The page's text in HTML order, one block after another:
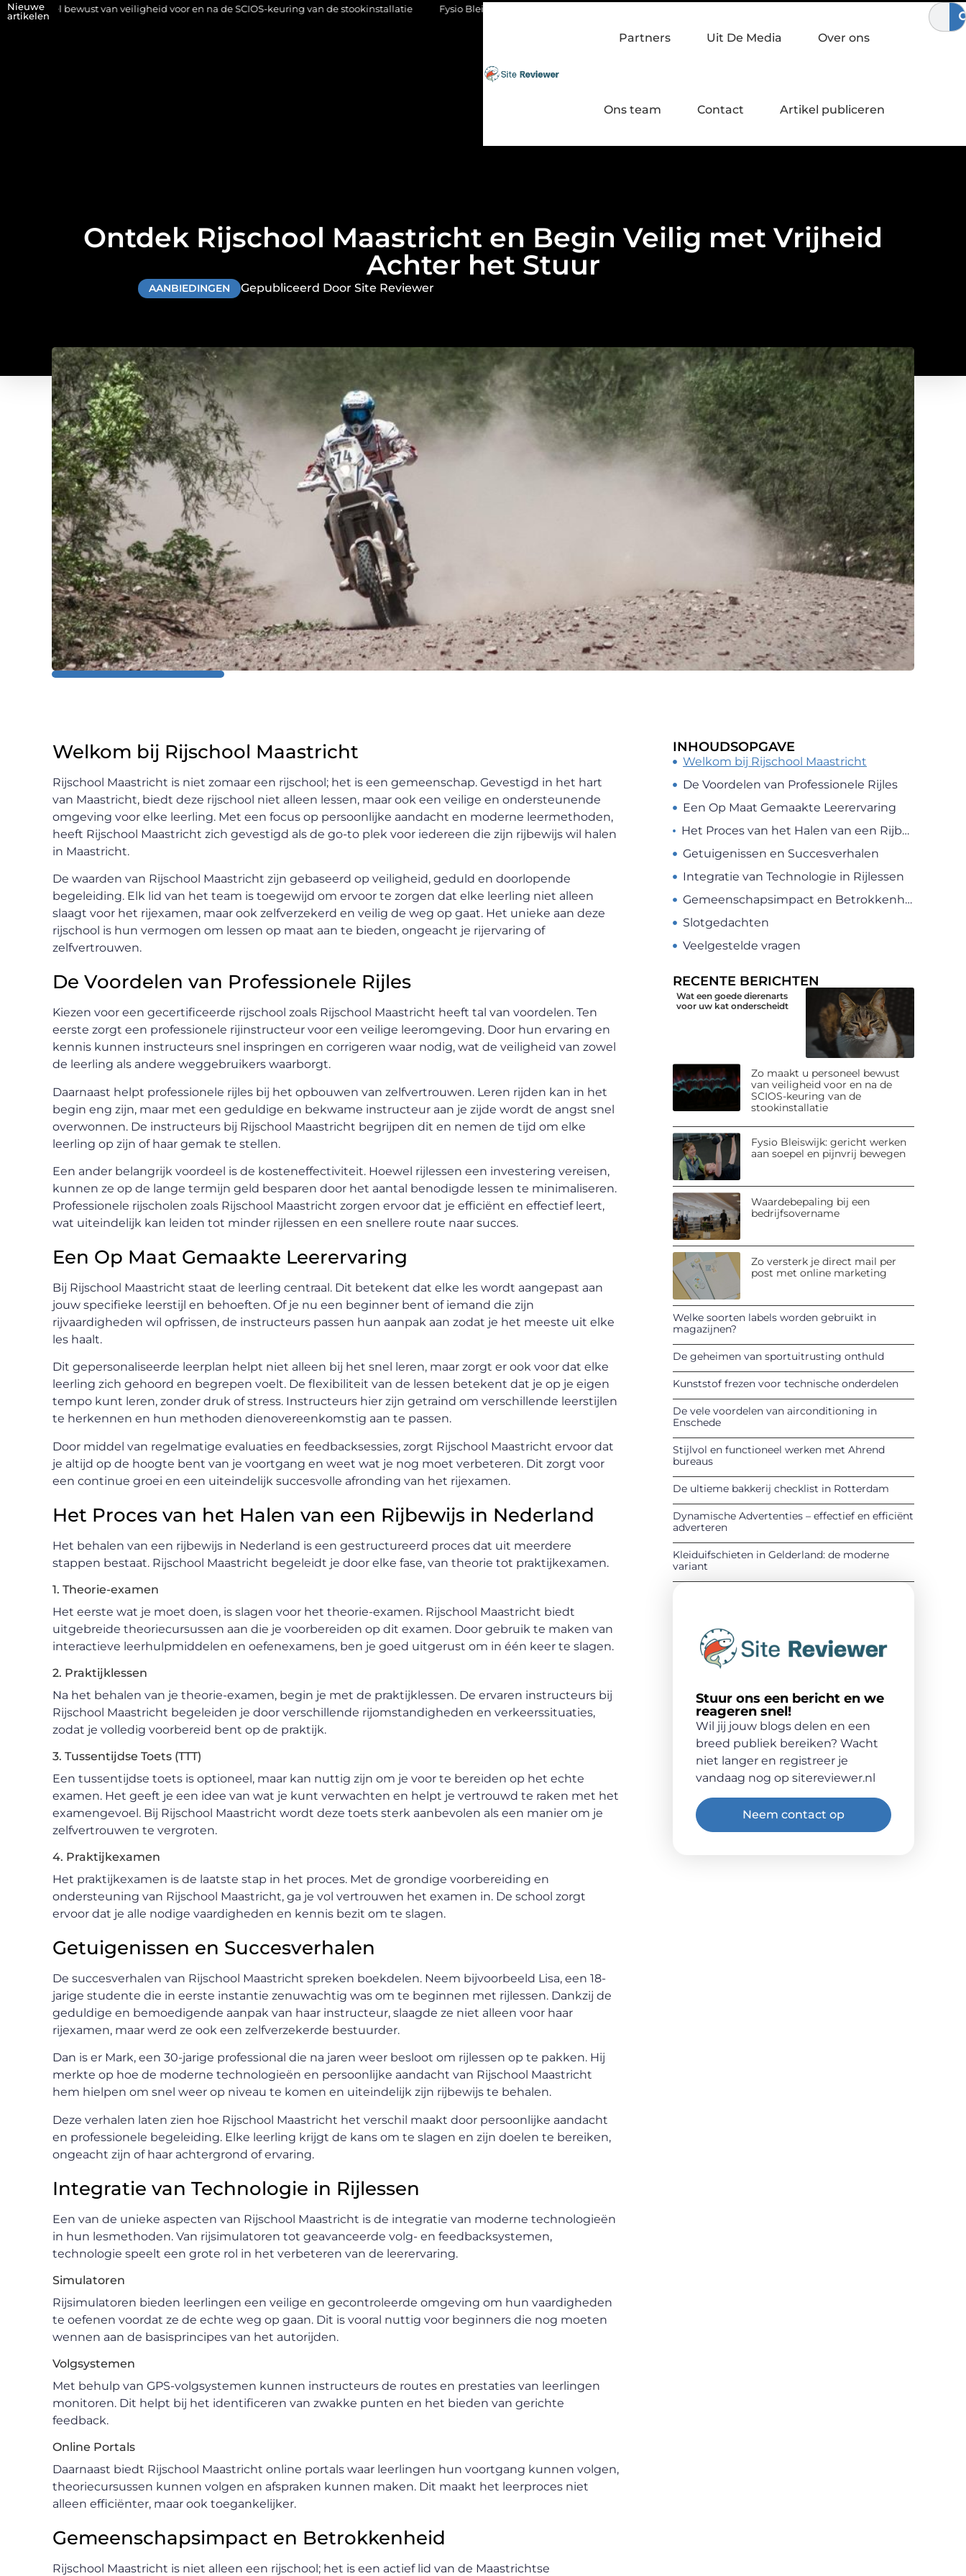
Nieuwe
artikelen
van veiligheid voor en na de SCIOS-keuring van de stookinstallatie Fysio Bleiswijk: gericht werken aan soepel en pijnvrij bewegen Zo
Partners Uit De Media Over ons
Ons team Contact Artikel publiceren
Ontdek Rijschool Maastricht en Begin Veilig met Vrijheid
Achter het Stuur
AANBIEDINGEN Gepubliceerd Door Site Reviewer
Welkom bij Rijschool Maastricht
Rijschool Maastricht is niet zomaar een rijschool; het is een gemeenschap. Gevestigd in het hart
van Maastricht, biedt deze rijschool niet alleen lessen, maar ook een veilige en ondersteunende
omgeving voor elke leerling. Met een focus op persoonlijke aandacht en moderne leermethoden,
heeft Rijschool Maastricht zich gevestigd als de go-to plek voor iedereen die zijn rijbewijs wil halen
in Maastricht.
De waarden van Rijschool Maastricht zijn gebaseerd op veiligheid, geduld en doorlopende
begeleiding. Elk lid van het team is toegewijd om ervoor te zorgen dat elke leerling niet alleen
slaagt voor het rijexamen, maar ook zelfverzekerd en veilig de weg op gaat. Het unieke aan deze
rijschool is hun vermogen om lessen op maat aan te bieden, ongeacht je rijervaring of
zelfvertrouwen.
De Voordelen van Professionele Rijles
Kiezen voor een gecertificeerde rijschool zoals Rijschool Maastricht heeft tal van voordelen. Ten
eerste zorgt een professionele rijinstructeur voor een veilige leeromgeving. Door hun ervaring en
kennis kunnen instructeurs snel inspringen en corrigeren waar nodig, wat de veiligheid van zowel
de leerling als andere weggebruikers waarborgt.
Daarnaast helpt professionele rijles bij het opbouwen van zelfvertrouwen. Leren rijden kan in het
begin eng zijn, maar met een geduldige en bekwame instructeur aan je zijde wordt de angst snel
overwonnen. De instructeurs bij Rijschool Maastricht begrijpen dit en nemen de tijd om elke
leerling op zijn of haar gemak te stellen.
Een ander belangrijk voordeel is de kosteneffectiviteit. Hoewel rijlessen een investering vereisen,
kunnen ze op de lange termijn geld besparen door het aantal benodigde lessen te minimaliseren.
Professionele rijscholen zoals Rijschool Maastricht zorgen ervoor dat je efficiënt en effectief leert,
wat uiteindelijk kan leiden tot minder rijlessen en een snellere route naar succes.
Een Op Maat Gemaakte Leerervaring
Bij Rijschool Maastricht staat de leerling centraal. Dit betekent dat elke les wordt aangepast aan
jouw specifieke leerstijl en behoeften. Of je nu een beginner bent of iemand die zijn
rijvaardigheden wil opfrissen, de instructeurs passen hun aanpak aan zodat je het meeste uit elke
les haalt.
Dit gepersonaliseerde leerplan helpt niet alleen bij het snel leren, maar zorgt er ook voor dat elke
leerling zich gehoord en begrepen voelt. De flexibiliteit van de lessen betekent dat je op je eigen
tempo kunt leren, zonder druk of stress. Instructeurs hier zijn getraind om verschillende leerstijlen
te herkennen en hun methoden dienovereenkomstig aan te passen.
Door middel van regelmatige evaluaties en feedbacksessies, zorgt Rijschool Maastricht ervoor dat
je altijd op de hoogte bent van je voortgang en weet wat je nog moet verbeteren. Dit zorgt voor
een continue groei en een uiteindelijk succesvolle afronding van het rijexamen.
Het Proces van het Halen van een Rijbewijs in Nederland
Het behalen van een rijbewijs in Nederland is een gestructureerd proces dat uit meerdere
stappen bestaat. Rijschool Maastricht begeleidt je door elke fase, van theorie tot praktijkexamen.
1. Theorie-examen
Het eerste wat je moet doen, is slagen voor het theorie-examen. Rijschool Maastricht biedt
uitgebreide theoriecursussen aan die je voorbereiden op dit examen. Door gebruik te maken van
interactieve leerhulpmiddelen en oefenexamens, ben je goed uitgerust om in één keer te slagen.
2. Praktijklessen
Na het behalen van je theorie-examen, begin je met de praktijklessen. De ervaren instructeurs bij
Rijschool Maastricht begeleiden je door verschillende rijomstandigheden en verkeerssituaties,
zodat je volledig voorbereid bent op de praktijk.
3. Tussentijdse Toets (TTT)
Een tussentijdse toets is optioneel, maar kan nuttig zijn om je voor te bereiden op het echte
examen. Het geeft je een idee van wat je kunt verwachten en helpt je vertrouwd te raken met het
examengevoel. Bij Rijschool Maastricht wordt deze toets sterk aanbevolen als een manier om je
zelfvertrouwen te vergroten.
4. Praktijkexamen
Het praktijkexamen is de laatste stap in het proces. Met de grondige voorbereiding en
ondersteuning van Rijschool Maastricht, ga je vol vertrouwen het examen in. De school zorgt
ervoor dat je alle nodige vaardigheden en kennis bezit om te slagen.
Getuigenissen en Succesverhalen
De succesverhalen van Rijschool Maastricht spreken boekdelen. Neem bijvoorbeeld Lisa, een 18-
jarige studente die in eerste instantie zenuwachtig was om te beginnen met rijlessen. Dankzij de
geduldige en bemoedigende aanpak van haar instructeur, slaagde ze niet alleen voor haar
rijexamen, maar werd ze ook een zelfverzekerde bestuurder.
Dan is er Mark, een 30-jarige professional die na jaren weer besloot om rijlessen op te pakken. Hij
merkte op hoe de moderne technologieën en persoonlijke aandacht van Rijschool Maastricht
hem hielpen om snel weer op niveau te komen en uiteindelijk zijn rijbewijs te behalen.
Deze verhalen laten zien hoe Rijschool Maastricht het verschil maakt door persoonlijke aandacht
en professionele begeleiding. Elke leerling krijgt de kans om te slagen en zijn doelen te bereiken,
ongeacht zijn of haar achtergrond of ervaring.
Integratie van Technologie in Rijlessen
Een van de unieke aspecten van Rijschool Maastricht is de integratie van moderne technologieën
in hun lesmethoden. Van rijsimulatoren tot geavanceerde volg- en feedbacksystemen,
technologie speelt een grote rol in het verbeteren van de leerervaring.
Simulatoren
Rijsimulatoren bieden leerlingen een veilige en gecontroleerde omgeving om hun vaardigheden
te oefenen voordat ze de echte weg op gaan. Dit is vooral nuttig voor beginners die nog moeten
wennen aan de basisprincipes van het autorijden.
Volgsystemen
Met behulp van GPS-volgsystemen kunnen instructeurs de routes en prestaties van leerlingen
monitoren. Dit helpt bij het identificeren van zwakke punten en het bieden van gerichte
feedback.
Online Portals
Daarnaast biedt Rijschool Maastricht online portals waar leerlingen hun voortgang kunnen volgen,
theoriecursussen kunnen volgen en afspraken kunnen maken. Dit maakt het leerproces niet
alleen efficiënter, maar ook toegankelijker.
Gemeenschapsimpact en Betrokkenheid
Rijschool Maastricht is niet alleen een rijschool; het is een actief lid van de Maastrichtse
INHOUDSOPGAVE
Welkom bij Rijschool Maastricht
De Voordelen van Professionele Rijles
Een Op Maat Gemaakte Leerervaring
Het Proces van het Halen van een Rijbewijs in Nederland
Getuigenissen en Succesverhalen
Integratie van Technologie in Rijlessen
Gemeenschapsimpact en Betrokkenheid
Slotgedachten
Veelgestelde vragen
RECENTE BERICHTEN
Wat een goede dierenarts
voor uw kat onderscheidt
Zo maakt u personeel bewust
van veiligheid voor en na de
SCIOS-keuring van de
stookinstallatie
Fysio Bleiswijk: gericht werken
aan soepel en pijnvrij bewegen
Waardebepaling bij een
bedrijfsovername
Zo versterk je direct mail per
post met online marketing
Welke soorten labels worden gebruikt in
magazijnen?
De geheimen van sportuitrusting onthuld
Kunststof frezen voor technische onderdelen
De vele voordelen van airconditioning in
Enschede
Stijlvol en functioneel werken met Ahrend
bureaus
De ultieme bakkerij checklist in Rotterdam
Dynamische Advertenties – effectief en efficiënt
adverteren
Kleiduifschieten in Gelderland: de moderne
variant
Stuur ons een bericht en we
reageren snel!
Wil jij jouw blogs delen en een
breed publiek bereiken? Wacht
niet langer en registreer je
vandaag nog op sitereviewer.nl
Neem contact op